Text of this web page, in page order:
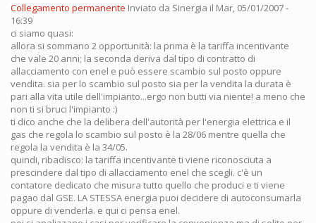
Collegamento permanente Inviato da Sinergia il Mar, 05/01/2007 -
16:39
ci siamo quasi:
allora si sommano 2 opportunità: la prima è la tariffa incentivante
che vale 20 anni; la seconda deriva dal tipo di contratto di
allacciamento con enel e può essere scambio sul posto oppure
vendita. sia per lo scambio sul posto sia per la vendita la durata è
pari alla vita utile dell'impianto...ergo non butti via niente! a meno che
non ti si bruci l'impianto :)
ti dico anche che la delibera dell'autorità per l'energia elettrica e il
gas che regola lo scambio sul posto è la 28/06 mentre quella che
regola la vendita è la 34/05.
quindi, ribadisco: la tariffa incentivante ti viene riconosciuta a
prescindere dal tipo di allacciamento enel che scegli. c'è un
contatore dedicato che misura tutto quello che produci e ti viene
pagao dal GSE. LA STESSA energia puoi decidere di autoconsumarla
oppure di venderla. e qui ci pensa enel.